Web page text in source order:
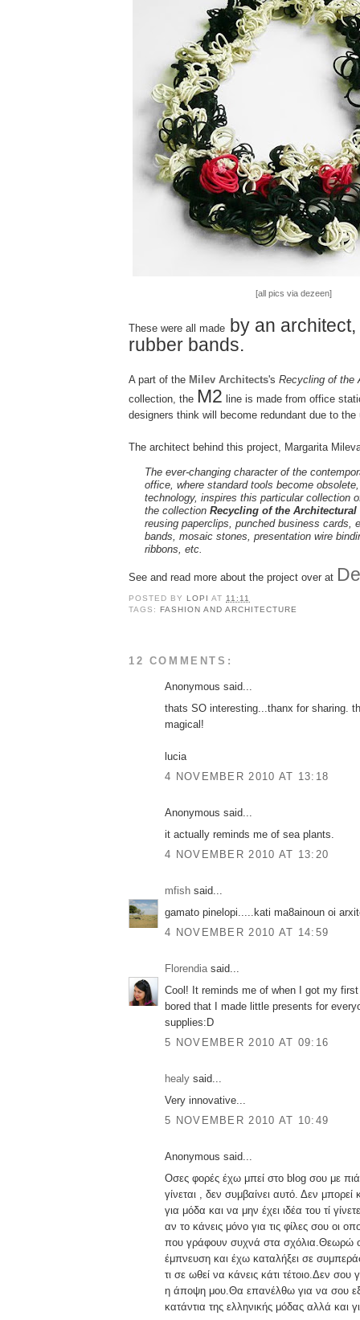
[all pics via dezeen]
These were all made by an
rubber bands.
A part of the Milev Architects's Recycling of the
collection, the M2 line is made from office
designers think will become redundant due to
The architect behind this project, Margarita
The ever-changing character of the
office, where standard tools become
technology, inspires this particular collection
the collection Recycling of the Architectural
reusing paperclips, punched business cards,
bands, mosaic stones, presentation wire
ribbons, etc.
See and read more about the project over at
POSTED BY LOPIAT11:11
TAGS: FASHION AND ARCHITECTURE
12 COMMENTS:
Anonymous said...
thats SO interesting...thanx for sharing.
magical!
lucia
4 NOVEMBER 2010 AT 13:18
Anonymous said...
it actually reminds me of sea plants.
4 NOVEMBER 2010 AT 13:20
mfish said...
gamato pinelopi.....kati ma8ainoun oi
4 NOVEMBER 2010 AT 14:59
Florendiasaid...
Cool! It reminds me of when I got my
bored that I made little presents for
supplies:D
5 NOVEMBER 2010 AT 09:16
healy said...
Very innovative...
5 NOVEMBER 2010 AT 10:49
Anonymous said...
Οσες φορές έχω μπεί στο blog σου με
γίνεται , δεν συμβαίνει αυτό. Δεν μπορεί
για μόδα και να μην έχει ιδέα του τί
αν το κάνεις μόνο για τις φίλες σου οι
που γράφουν συχνά στα σχόλια.Θεωρώ
έμπνευση και έχω καταλήξει σε
τι σε ωθεί να κάνεις κάτι τέτοιο.Δεν σου
η άποψη μου.Θα επανέλθω για να σου
κατάντια της ελληνικής μόδας αλλά και